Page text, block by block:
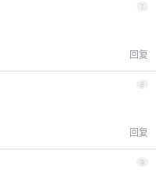
7
回复
回复
9